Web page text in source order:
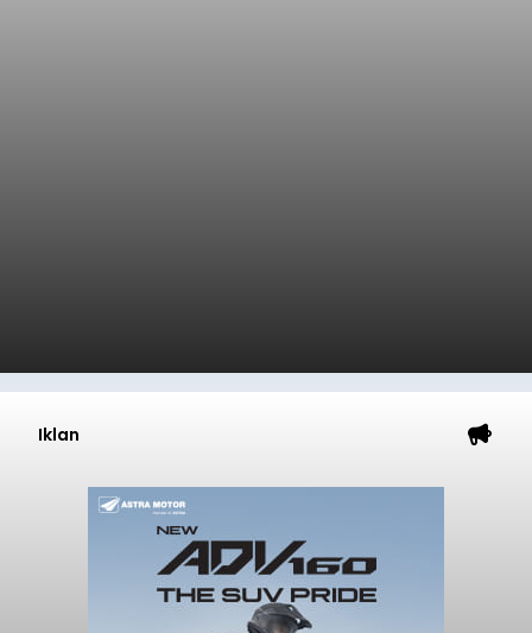
Iklan
Sempat Cekcok dengan Istri,
Pria Asal Pemogan Ditemukan
Tak Bernyawa di Pantai